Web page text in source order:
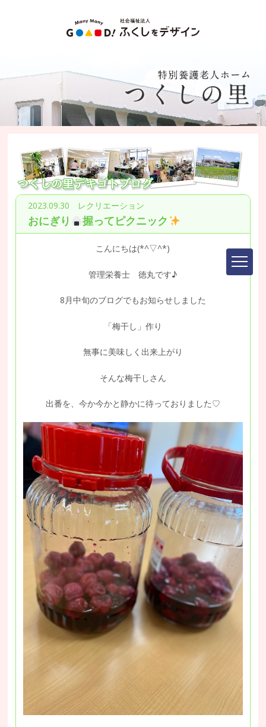
2023.09.30 レクリエーション
おにぎり 握ってピクニック
こんにちは(*^▽^*)
管理栄養士 徳丸です♪
8月中旬のブログでもお知らせしました
「梅干し」作り
無事に美味しく出来上がり
そんな梅干しさん
出番を、今か今かと静かに待っておりました♡